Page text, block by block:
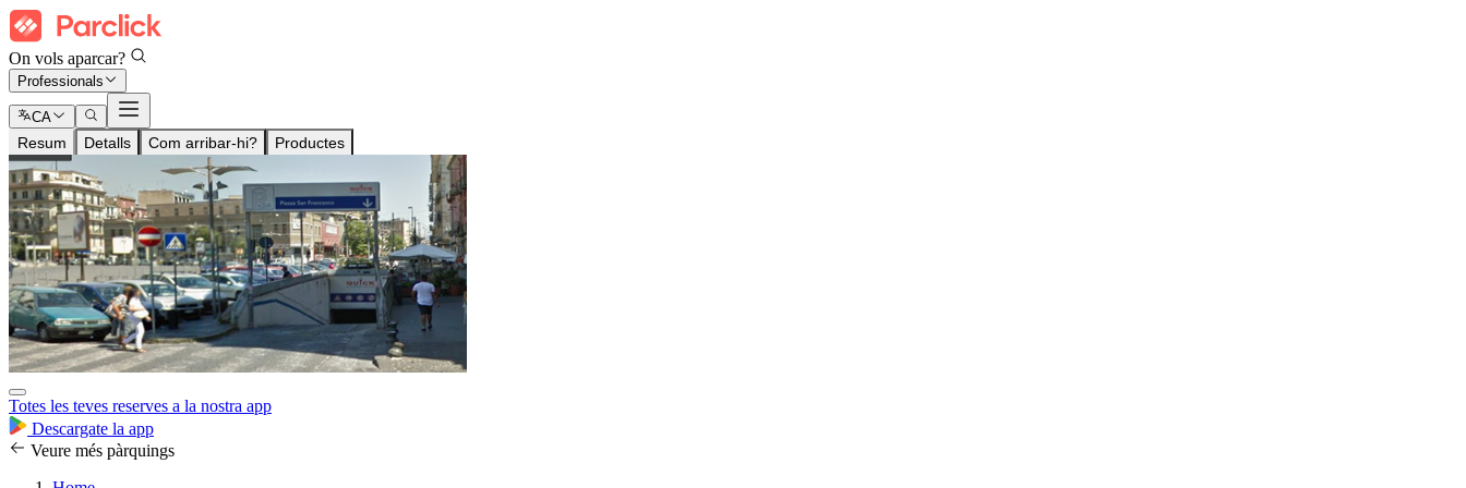
On vols aparcar?
Professionals
CA
Resum Detalls Com arribar-hi? Productes
Totes les teves reserves a la nostra app
Descargate la app
Veure més pàrquings